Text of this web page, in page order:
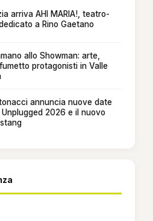
arriva AHI MARIA!, teatro-
a Rino Gaetano
allo Showman: arte,
protagonisti in Valle
annuncia nuove date
2026 e il nuovo